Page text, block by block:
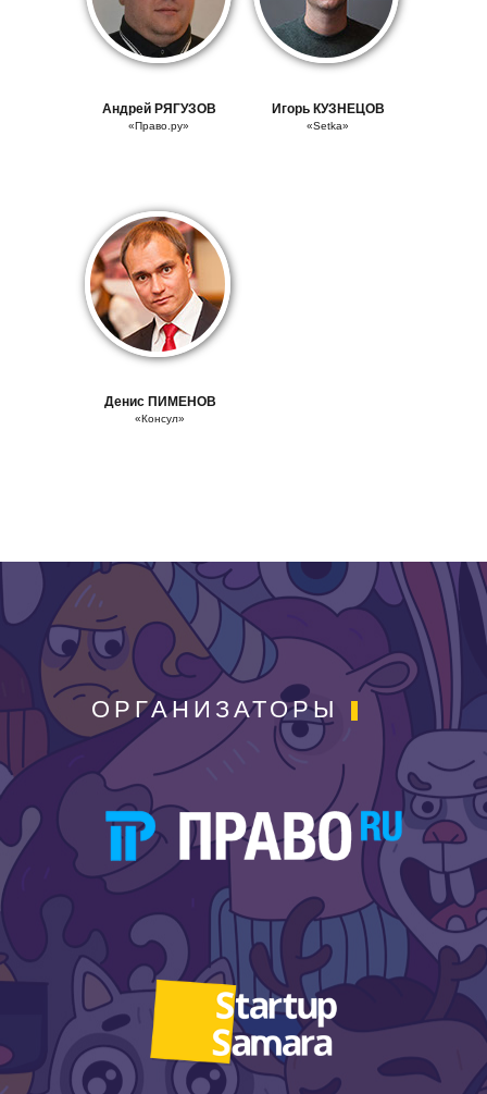
ОРГАНИЗАТОРЫ
АндрейРЯГУЗОВ
«Право.ру»
Игорь КУЗНЕЦОВ
«Setka»
Денис ПИМЕНОВ
«Консул»